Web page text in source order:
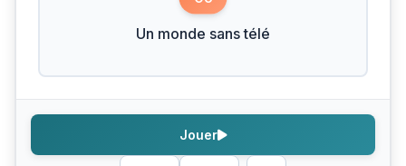
Un monde sans télé
Jouer